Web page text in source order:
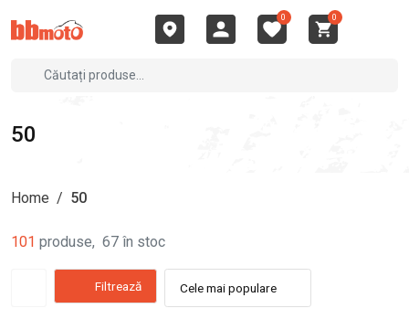
0 0
50
Home / 50
101 produse, 67 în stoc
Filtrează Cele mai populare